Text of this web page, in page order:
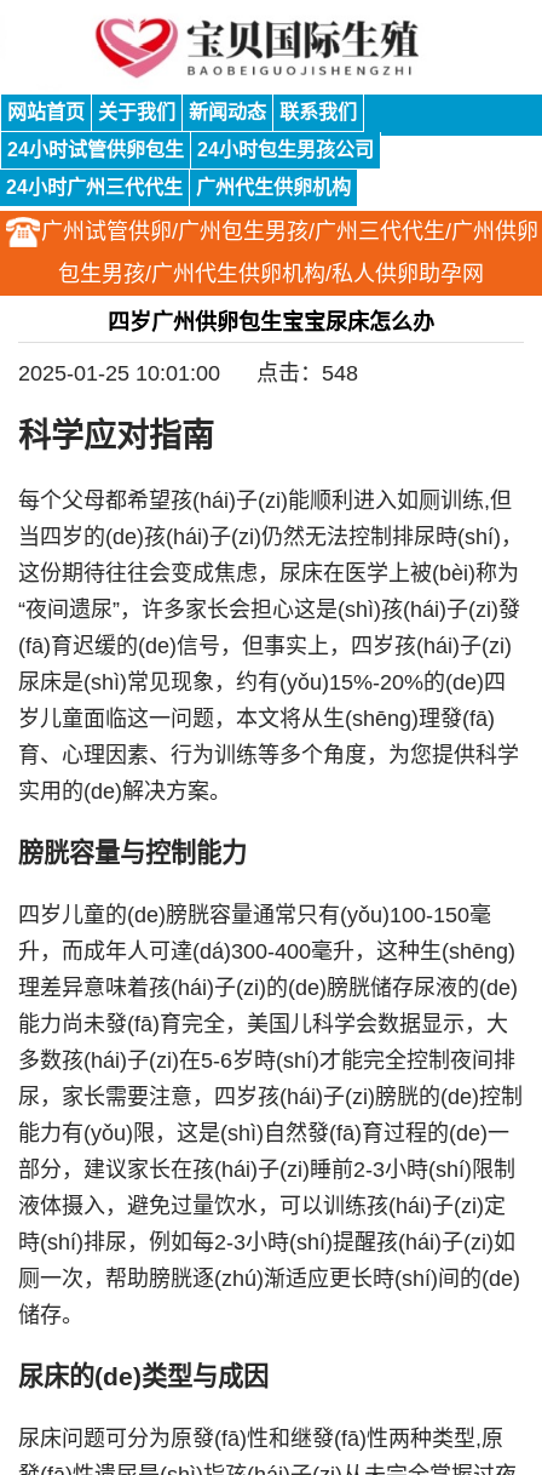
网站首页 关于我们 新闻动态
联系我们
24小时试管供卵包生
24小时包生男孩公司
24小时广州三代代生
广州代生供卵机构
广州试管供卵/广州包生男孩/广州三代代生/广州供卵
包生男孩/广州代生供卵机构/私人供卵助孕网
四岁广州供卵包生宝宝尿床怎么办
2025-01-25 10:01:00 点击：548
科学应对指南
每个父母都希望孩(hái)子(zi)能顺利进入如厕训练,但
当四岁的(de)孩(hái)子(zi)仍然无法控制排尿時(shí)，
这份期待往往会变成焦虑，尿床在医学上被(bèi)称为
“夜间遗尿”，许多家长会担心这是(shì)孩(hái)子(zi)發
(fā)育迟缓的(de)信号，但事实上，四岁孩(hái)子(zi)
尿床是(shì)常见现象，约有(yǒu)15%-20%的(de)四
岁儿童面临这一问题，本文将从生(shēng)理發(fā)
育、心理因素、行为训练等多个角度，为您提供科学
实用的(de)解决方案。
膀胱容量与控制能力
四岁儿童的(de)膀胱容量通常只有(yǒu)100-150毫
升，而成年人可達(dá)300-400毫升，这种生(shēng)
理差异意味着孩(hái)子(zi)的(de)膀胱储存尿液的(de)
能力尚未發(fā)育完全，美国儿科学会数据显示，大
多数孩(hái)子(zi)在5-6岁時(shí)才能完全控制夜间排
尿，家长需要注意，四岁孩(hái)子(zi)膀胱的(de)控制
能力有(yǒu)限，这是(shì)自然發(fā)育过程的(de)一
部分，建议家长在孩(hái)子(zi)睡前2-3小時(shí)限制
液体摄入，避免过量饮水，可以训练孩(hái)子(zi)定
時(shí)排尿，例如每2-3小時(shí)提醒孩(hái)子(zi)如
厕一次，帮助膀胱逐(zhú)渐适应更长時(shí)间的(de)
储存。
尿床的(de)类型与成因
尿床问题可分为原發(fā)性和继發(fā)性两种类型,原